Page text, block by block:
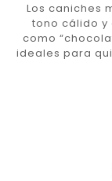
Los caniches
tono cálido y
como
ideales para